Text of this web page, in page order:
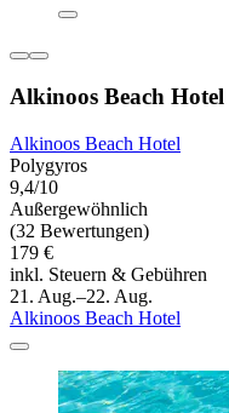
Alkinoos Beach Hotel
Alkinoos Beach Hotel
Polygyros
9,4/10
Außergewöhnlich
(32 Bewertungen)
179 €
inkl. Steuern & Gebühren
21. Aug.–22. Aug.
Alkinoos Beach Hotel